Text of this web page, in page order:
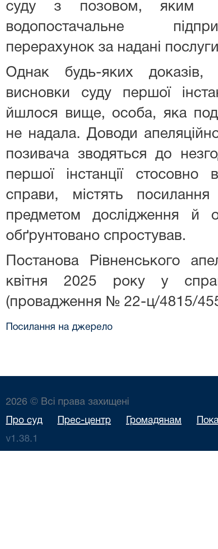
суду з позовом, яким
водопостачальне
перерахунок за надані
Однак будь-яких доказів,
висновки суду першої
йшлося вище, особа, яка
не надала. Доводи
позивача зводяться до
першої інстанції стосовно
справи, містять
предметом дослідження й
обґрунтовано спростував.
Постанова Рівненського
квітня 2025 року у
(провадження № 22-ц/4815/
Посилання на джерело
2026 © Всі права захищені
Про суд Прес-центр Громадянам
v1.38.1